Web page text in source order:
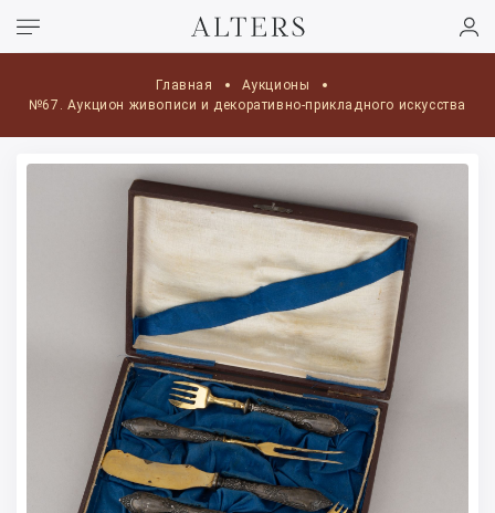
Главная
Аукционы
№67. Аукцион живописи и декоративно-прикладного искусства